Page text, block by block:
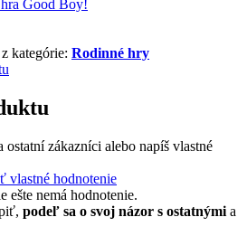
kategórie: Rodinné hry
zákazníci alebo napíš vlastné
vlastné hodnotenie
ešte nemá hodnotenie.
podeľ sa o svoj názor s ostatnými a